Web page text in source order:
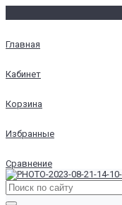
Главная
Кабинет
Корзина
Избранные
Сравнение